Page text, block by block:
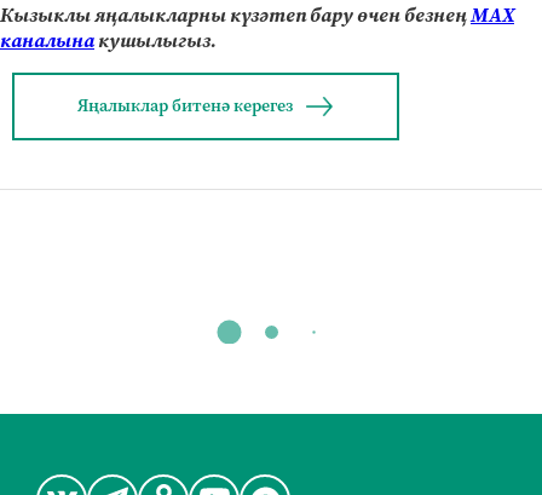
Кызыклы яңалыкларны күзәтеп бару өчен безнеңМАХ
каналынакушылыгыз.
Яңалыклар битенә керегез